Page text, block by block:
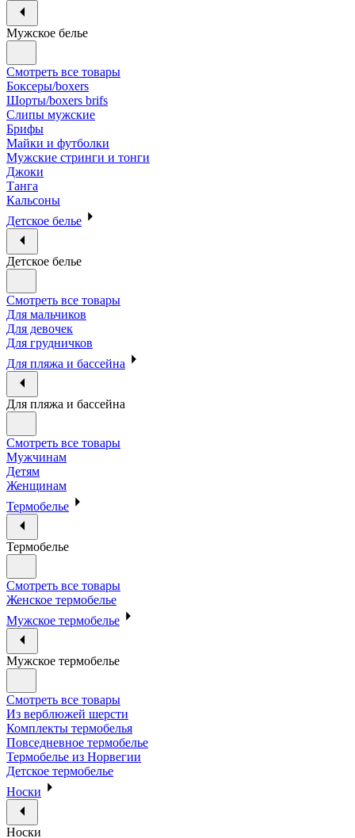
Мужское белье
Смотреть все товары
Боксеры/boxers
Шорты/boxers brifs
Слипы мужские
Брифы
Майки и футболки
Мужские стринги и тонги
Джоки
Танга
Кальсоны
Детское белье
Детское белье
Смотреть все товары
Для мальчиков
Для девочек
Для грудничков
Для пляжа и бассейна
Для пляжа и бассейна
Смотреть все товары
Мужчинам
Детям
Женщинам
Термобелье
Термобелье
Смотреть все товары
Женское термобелье
Мужское термобелье
Мужское термобелье
Смотреть все товары
Из верблюжей шерсти
Комплекты термобелья
Повседневное термобелье
Термобелье из Норвегии
Детское термобелье
Носки
Носки